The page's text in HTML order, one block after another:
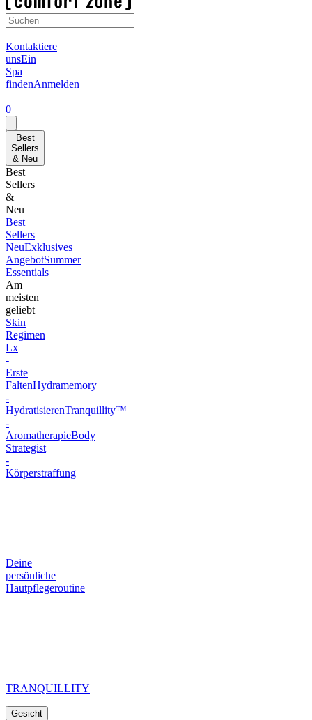
Kontaktiere
unsEin
Spa
findenAnmelden
0
Best
Sellers
& Neu
Best
Sellers
&
Neu
Best
Sellers
NeuExklusives
AngebotSummer
Essentials
Am
meisten
geliebt
Skin
Regimen
Lx
-
Erste
FaltenHydramemory
-
HydratisierenTranquillity™
-
AromatherapieBody
Strategist
-
Körperstraffung
Deine
persönliche
Hautpflegeroutine
TRANQUILLITY
Gesicht